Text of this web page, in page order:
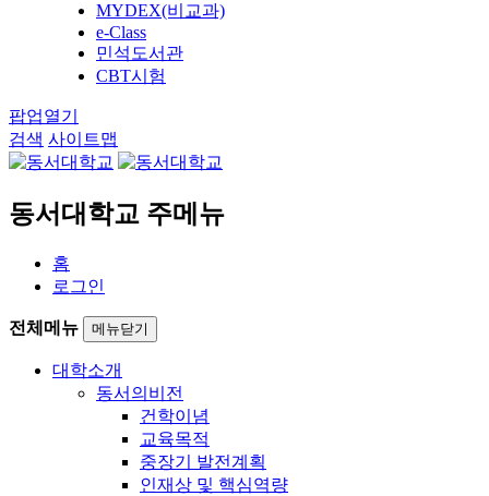
MYDEX(비교과)
e-Class
민석도서관
CBT시험
팝업열기
검색 사이트맵
동서대학교 주메뉴
홈
로그인
전체메뉴 메뉴닫기
대학소개
동서의비전
건학이념
교육목적
중장기 발전계획
인재상 및 핵심역량